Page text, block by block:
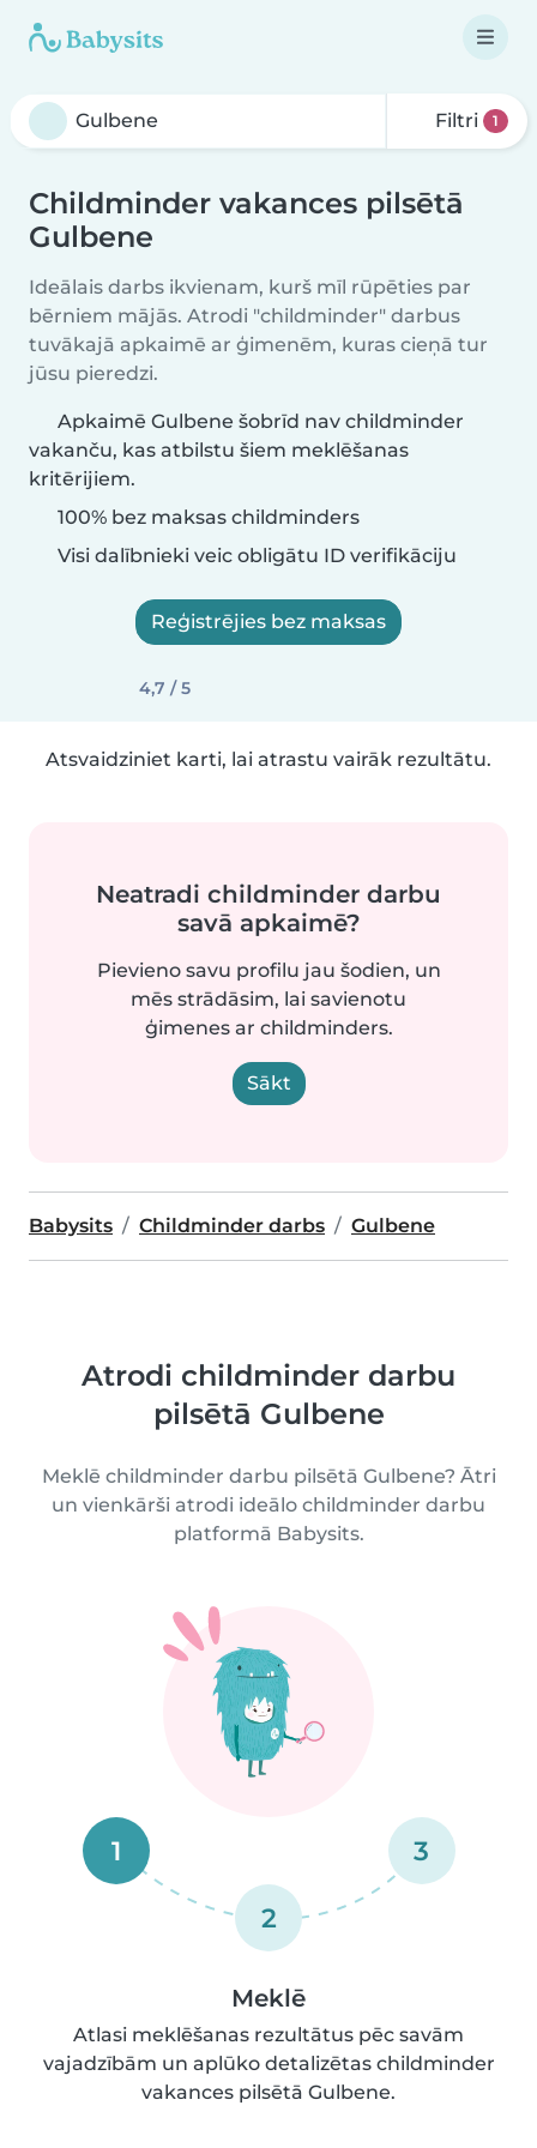
Filtri 1
Childminder vakances pilsētā
Gulbene
Ideālais darbs ikvienam, kurš mīl rūpēties par
bērniem mājās. Atrodi "childminder" darbus
tuvākajā apkaimē ar ģimenēm, kuras cieņā tur
jūsu pieredzi.
Apkaimē Gulbene šobrīd nav childminder
vakanču, kas atbilstu šiem meklēšanas
kritērijiem.
100% bez maksas childminders
Visi dalībnieki veic obligātu ID verifikāciju
Reģistrējies bez maksas
4,7 / 5
Atsvaidziniet karti, lai atrastu vairāk rezultātu.
Neatradi childminder darbu
savā apkaimē?
Pievieno savu profilu jau šodien, un
mēs strādāsim, lai savienotu
ģimenes ar childminders.
Sākt
Babysits Childminder darbs Gulbene
Atrodi childminder darbu
pilsētā Gulbene
Meklē childminder darbu pilsētā Gulbene? Ātri
un vienkārši atrodi ideālo childminder darbu
platformā Babysits.
1
2
3
Meklē
Atlasi meklēšanas rezultātus pēc savām
vajadzībām un aplūko detalizētas childminder
vakances pilsētā Gulbene.